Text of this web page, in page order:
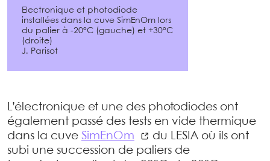
Electronique et photodiode
installées dans la cuve SimEnOm lors
du palier à -20°C (gauche) et +30°C
(droite)
J. Parisot
L’électronique et une des photodiodes ont
également passé des tests en vide thermique
dans la cuve SimEnOm
du LESIA où ils ont
subi une succession de paliers de